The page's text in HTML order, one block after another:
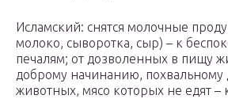
Исламский: снятся молочные
молоко, сыворотка, сыр) – к
печалям; от дозволенных в пищу
доброму начинанию, похвальному
животных, мясо которых не едят –